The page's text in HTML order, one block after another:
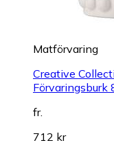
Matförvaring
Creative
Förvaringsburk
fr.
712 kr